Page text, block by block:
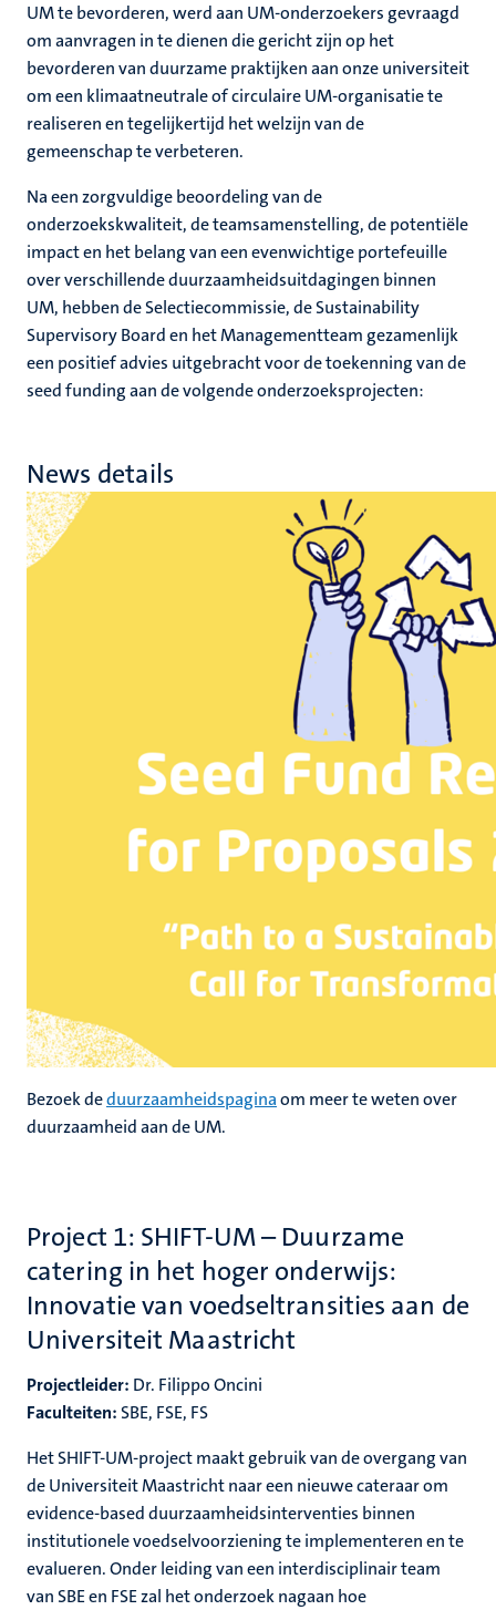
UM te bevorderen, werd aan UM-onderzoekers gevraagd
om aanvragen in te dienen die gericht zijn op het
bevorderen van duurzame praktijken aan onze universiteit
om een klimaatneutrale of circulaire UM-organisatie te
realiseren en tegelijkertijd het welzijn van de
gemeenschap te verbeteren.
Na een zorgvuldige beoordeling van de
onderzoekskwaliteit, de teamsamenstelling, de potentiële
impact en het belang van een evenwichtige portefeuille
over verschillende duurzaamheidsuitdagingen binnen
UM, hebben de Selectiecommissie, de Sustainability
Supervisory Board en het Managementteam gezamenlijk
een positief advies uitgebracht voor de toekenning van de
seed funding aan de volgende onderzoeksprojecten:
News details
Bezoek deduurzaamheidspaginaom meer te weten over
duurzaamheid aan de UM.
Project 1: SHIFT-UM – Duurzame
catering in het hoger onderwijs:
Innovatie van voedseltransities aan de
Universiteit Maastricht
Projectleider: Dr. Filippo Oncini
Faculteiten: SBE, FSE, FS
Het SHIFT-UM-project maakt gebruik van de overgang van
de Universiteit Maastricht naar een nieuwe cateraar om
evidence-based duurzaamheidsinterventies binnen
institutionele voedselvoorziening te implementeren en te
evalueren. Onder leiding van een interdisciplinair team
van SBE en FSE zal het onderzoek nagaan hoe